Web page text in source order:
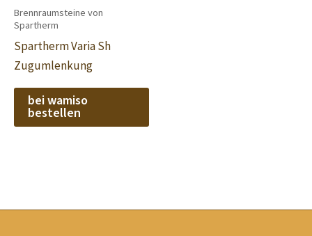
Brennraumsteine von
Spartherm
Spartherm Varia Sh
Zugumlenkung
bei wamiso
bestellen